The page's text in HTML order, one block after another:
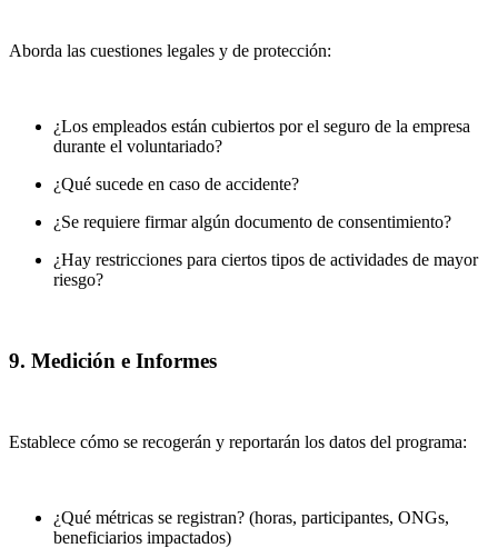
Aborda las cuestiones legales y de protección:
¿Los empleados están cubiertos por el seguro de la empresa
durante el voluntariado?
¿Qué sucede en caso de accidente?
¿Se requiere firmar algún documento de consentimiento?
¿Hay restricciones para ciertos tipos de actividades de mayor
riesgo?
9. Medición e Informes
Establece cómo se recogerán y reportarán los datos del programa:
¿Qué métricas se registran? (horas, participantes, ONGs,
beneficiarios impactados)